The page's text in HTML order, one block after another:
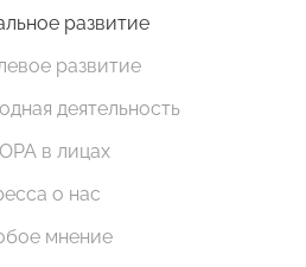
развитие
развитие
деятельность
в лицах
о нас
мнение